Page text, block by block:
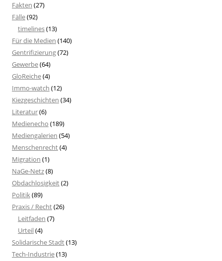
Fakten (27)
Fälle(92)
timelines(13)
Für die Medien (140)
Gentrifizierung(72)
Gewerbe(64)
GloReiche(4)
Immo-watch (12)
Kiezgeschichten (34)
Literatur(6)
Medienecho (189)
Mediengalerien (54)
Menschenrecht(4)
Migration (1)
NaGe-Netz(8)
Obdachlosigkeit(2)
Politik(89)
Praxis / Recht(26)
Leitfaden (7)
Urteil(4)
Solidarische Stadt(13)
Tech-Industrie(13)